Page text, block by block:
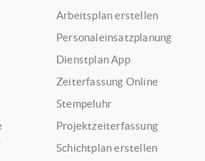
Arbeitsplan erstellen
Personaleinsatzplanung
Dienstplan App
Zeiterfassung Online
Stempeluhr
Projektzeiterfassung
Schichtplan erstellen